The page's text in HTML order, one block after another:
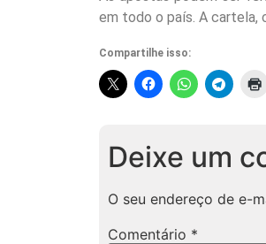
em todo o país. A cartela,
Compartilhe isso:
Deixe um
O seu endereço de e-
Comentário *